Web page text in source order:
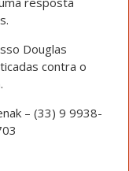
Douglas
contra o
– (33) 9 9938-